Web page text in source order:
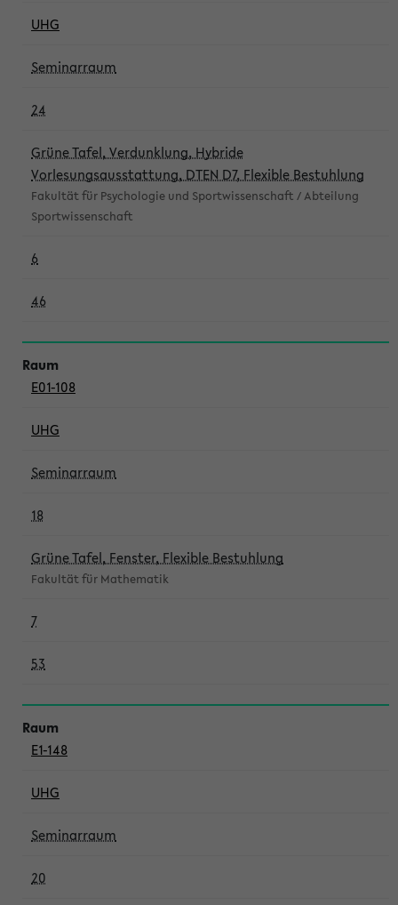
UHG
Seminarraum
24
Grüne Tafel, Verdunklung, Hybride
Vorlesungsausstattung, DTEN D7, Flexible Bestuhlung
Fakultät für Psychologie und Sportwissenschaft / Abteilung
Sportwissenschaft
6
46
E01-108
UHG
Seminarraum
18
Grüne Tafel, Fenster, Flexible Bestuhlung
Fakultät für Mathematik
7
53
E1-148
UHG
Seminarraum
20